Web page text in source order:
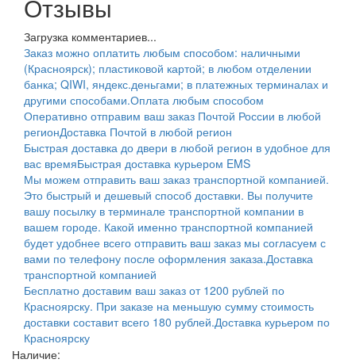
Отзывы
Загрузка комментариев...
Заказ можно оплатить любым способом: наличными
(Красноярск); пластиковой картой; в любом отделении
банка; QIWI, яндекс.деньгами; в платежных терминалах и
другими способами.Оплата любым способом
Оперативно отправим ваш заказ Почтой России в любой
регионДоставка Почтой в любой регион
Быстрая доставка до двери в любой регион в удобное для
вас времяБыстрая доставка курьером EMS
Мы можем отправить ваш заказ транспортной компанией.
Это быстрый и дешевый способ доставки. Вы получите
вашу посылку в терминале транспортной компании в
вашем городе. Какой именно транспортной компанией
будет удобнее всего отправить ваш заказ мы согласуем с
вами по телефону после оформления заказа.Доставка
транспортной компанией
Бесплатно доставим ваш заказ от 1200 рублей по
Красноярску. При заказе на меньшую сумму стоимость
доставки составит всего 180 рублей.Доставка курьером по
Красноярску
Наличие: